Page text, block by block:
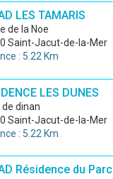
LES TAMARIS
de la Noe
Saint-Jacut-de-la-Mer
: 5.22 Km
LES DUNES
de dinan
Saint-Jacut-de-la-Mer
: 5.22 Km
Résidence du Parc